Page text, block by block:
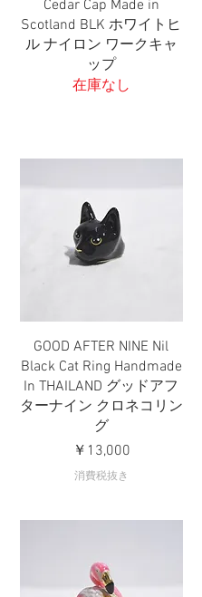
Cedar Cap Made in
Scotland BLK ホワイトヒ
ル ナイロン ワークキャ
ップ
在庫なし
クイックビュー
GOOD AFTER NINE Nil
Black Cat Ring Handmade
In THAILAND グッドアフ
ターナイン クロネコリン
グ
価格
￥13,000
消費税抜き